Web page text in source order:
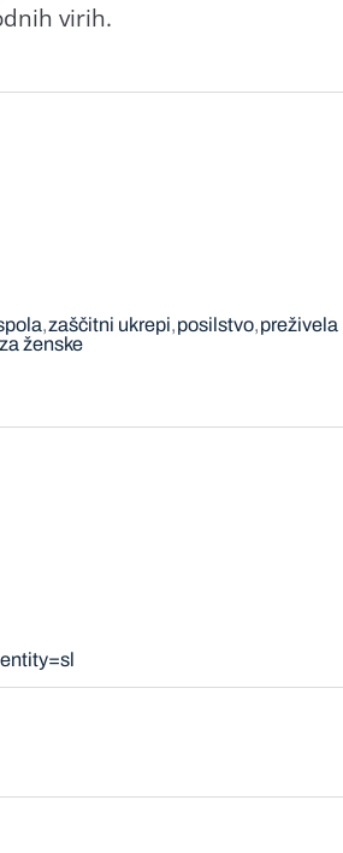
virih.
zaščitni ukrepi posilstvo preživela
ženske